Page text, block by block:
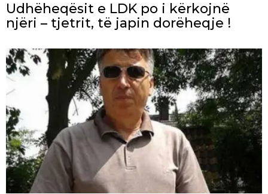
Udhëheqësit e LDK po i kërkojnë
njëri – tjetrit, të japin dorëheqje !